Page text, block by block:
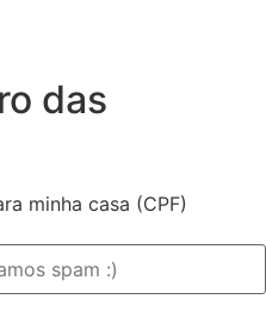
das
minha casa (CPF)